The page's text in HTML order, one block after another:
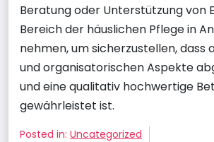
Beratung oder Unterstützung von
Bereich der häuslichen Pflege in
nehmen, um sicherzustellen, dass
und organisatorischen Aspekte
und eine qualitativ hochwertige
gewährleistet ist.
Posted in: Uncategorized